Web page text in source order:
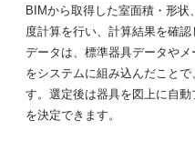
BIMから取得した室面積・形
度計算を行い、計算結果を確
データは、標準器具データや
をシステムに組み込んだこと
す。選定後は器具を図上に自
を決定できます。